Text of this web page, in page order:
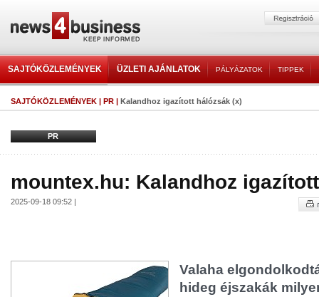
SAJTÓKÖZLEMÉNYEK ÜZLETI AJÁNLATOK PÁLYÁZATOK TIPPEK
SAJTÓKÖZLEMÉNYEK | PR | Kalandhoz igazított hálózsák (x)
PR
mountex.hu: Kalandhoz
2025-09-18 09:52 |
Valaha
hideg éjszakák